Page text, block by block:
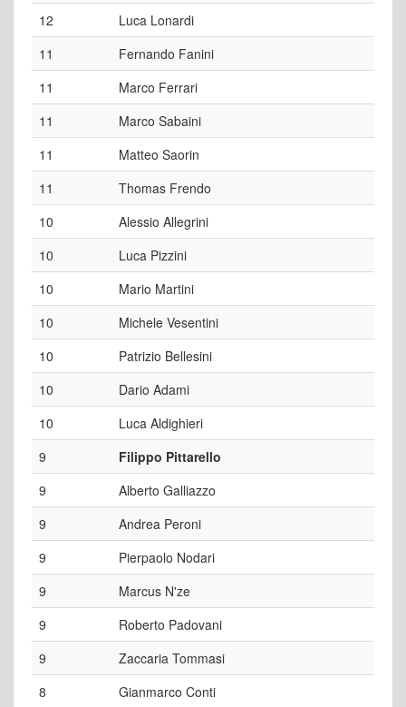
12
Luca Lonardi
11
Fernando Fanini
11
Marco Ferrari
11
Marco Sabaini
11
Matteo Saorin
11
Thomas Frendo
10
Alessio Allegrini
10
Luca Pizzini
10
Mario Martini
10
Michele Vesentini
10
Patrizio Bellesini
10
Dario Adami
10
Luca Aldighieri
9
Filippo Pittarello
9
Alberto Galliazzo
9
Andrea Peroni
9
Pierpaolo Nodari
9
Marcus N'ze
9
Roberto Padovani
9
Zaccaria Tommasi
8
Gianmarco Conti